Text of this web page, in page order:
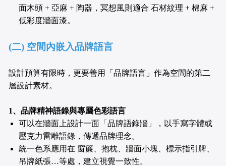
面木頭 + 亞麻 + 陶器，冥想風則適合 石材紋理 + 棉麻 +
低彩度牆面漆。
(二) 空間內嵌入品牌語言
設計預算有限時，更要善用「品牌語言」作為空間的第二
層設計素材。
1、品牌精神語錄與專屬色彩語言
可以在牆面上設計一面「品牌語錄牆」，以手寫字體或
壓克力雷雕語錄，傳遞品牌理念。
統一色系應用在 窗簾、抱枕、牆面小塊、標示指引牌、
吊牌紙張…等處，建立視覺一致性。